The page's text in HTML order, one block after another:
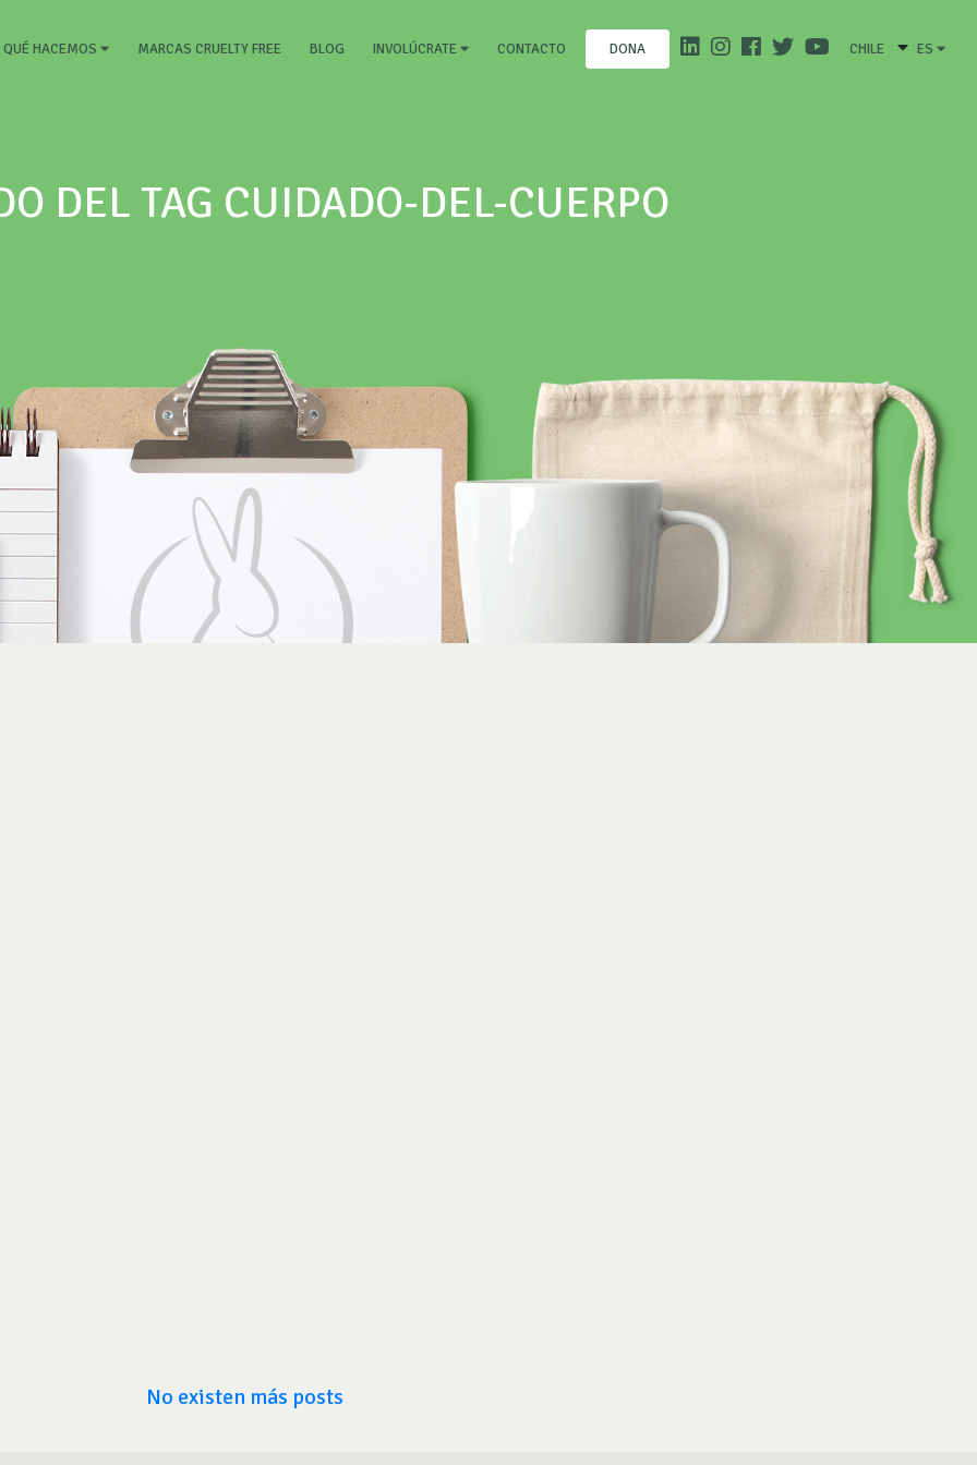
QUÉ HACEMOS MARCAS CRUELTY FREE BLOG INVOLÚCRATE CONTACTO DONA CHILE ES
DEL TAG CUIDADO-DEL-CUERPO
No existen más posts